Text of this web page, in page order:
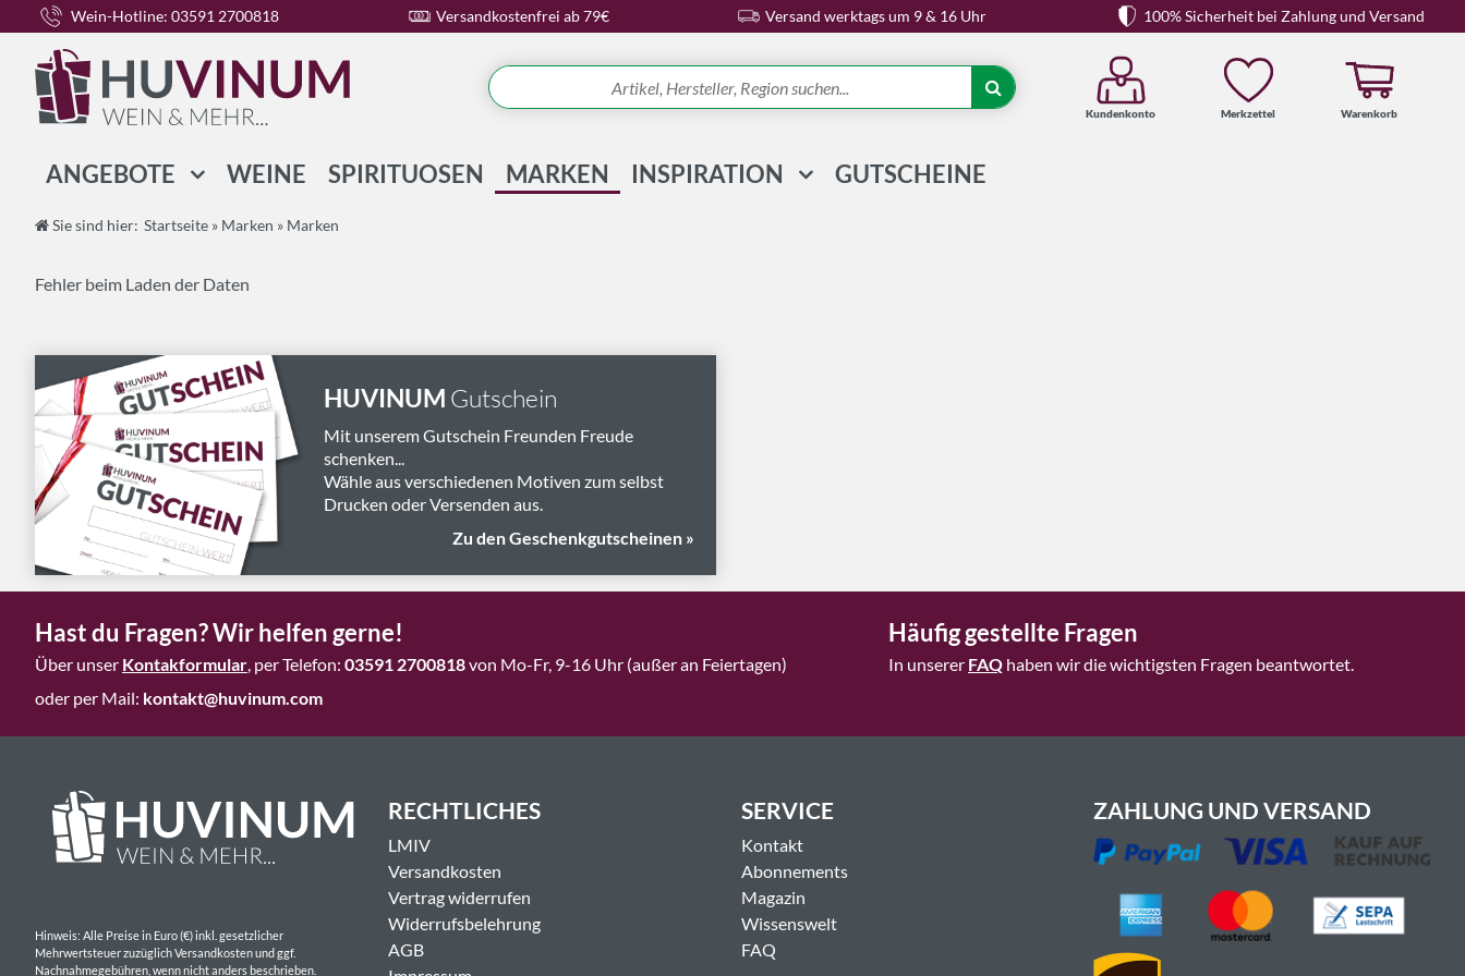
Wein-Hotline: 03591 2700818 Versandkostenfrei ab 79€ Versand werktags um 9 & 16 Uhr 100% Sicherheit bei Zahlung und Versand
Kundenkonto Merkzettel Warenkorb
ANGEBOTE
WEIN-PAKETE
WEINE SPIRITUOSEN MARKEN INSPIRATION GUTSCHEINE
Sie sind hier: Startseite » Marken » Marken
Fehler beim Laden der Daten
HUVINUM Gutschein
Mit unserem Gutschein Freunden Freude
schenken...
Wähle aus verschiedenen Motiven zum selbst
Drucken oder Versenden aus.
Zu den Geschenkgutscheinen »
Hast du Fragen? Wir helfen gerne!
Über unser Kontakformular, per Telefon: 03591 2700818von Mo-Fr, 9-16 Uhr (außer an Feiertagen)
oder per Mail: kontakt@huvinum.com
Häufig gestellte Fragen
In unserer FAQ haben wir die wichtigsten Fragen beantwortet.
RECHTLICHES
LMIV
Versandkosten
Vertrag widerrufen
Widerrufsbelehrung
AGB
SERVICE
Kontakt
Abonnements
Magazin
Wissenswelt
FAQ
ZAHLUNG UND VERSAND
Hinweis: Alle Preise in Euro (€) inkl. gesetzlicher
Mehrwertsteuer zuzüglich Versandkosten und ggf.
Nachnahmegebühren, wenn nicht anders beschrieben.